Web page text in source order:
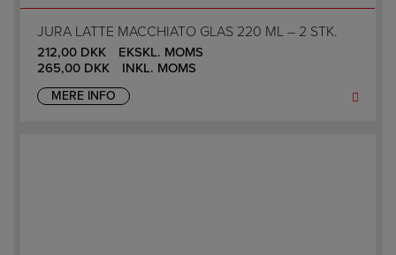
JURA LATTE MACCHIATO GLAS 220 ML – 2 STK.
212,00 DKK
EKSKL. MOMS
265,00 DKK INKL. MOMS
MERE INFO